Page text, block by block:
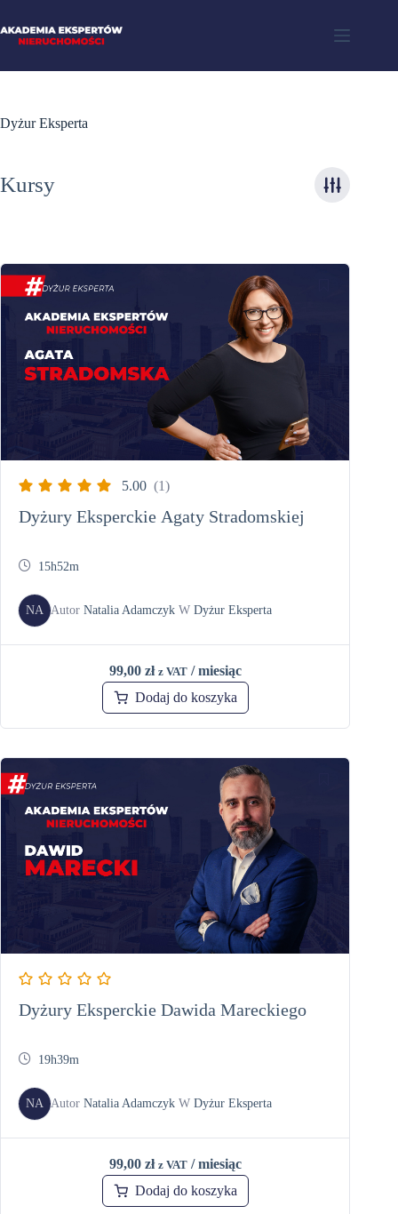
Dyżur Eksperta
Kursy
5.00 (1)
Dyżury Eksperckie Agaty Stradomskiej
15h52m
NA Autor Natalia Adamczyk W Dyżur Eksperta
99,00 zł z VAT / miesiąc
Dodaj do koszyka
Dyżury Eksperckie Dawida Mareckiego
19h39m
NA Autor Natalia Adamczyk W Dyżur Eksperta
99,00 zł z VAT / miesiąc
Dodaj do koszyka